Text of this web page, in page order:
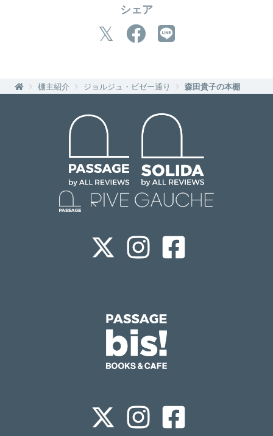
シェア
棚主紹介 ジョルジュ・ビゼー通り 森田貴子の本棚